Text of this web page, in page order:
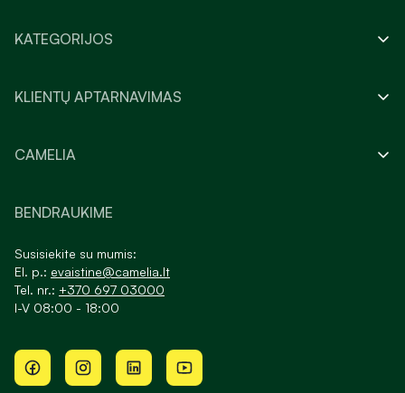
KATEGORIJOS
KLIENTŲ APTARNAVIMAS
CAMELIA
BENDRAUKIME
Susisiekite su mumis:
El. p.: evaistine@camelia.lt
Tel. nr.: +370 697 03000
I-V 08:00 - 18:00